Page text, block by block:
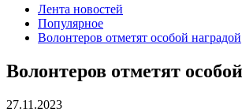
Лента новостей
Популярное
Волонтеров отметят особой наградой
Волонтеров отметят
27.11.2023